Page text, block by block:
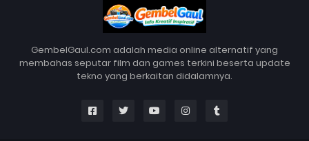
GembelGaul.com adalah media online alternatif yang
membahas seputar film dan games terkini beserta update
tekno yang berkaitan didalamnya.